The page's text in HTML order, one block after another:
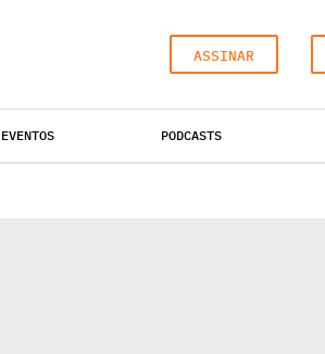
ASSINAR
EVENTOS PODCASTS